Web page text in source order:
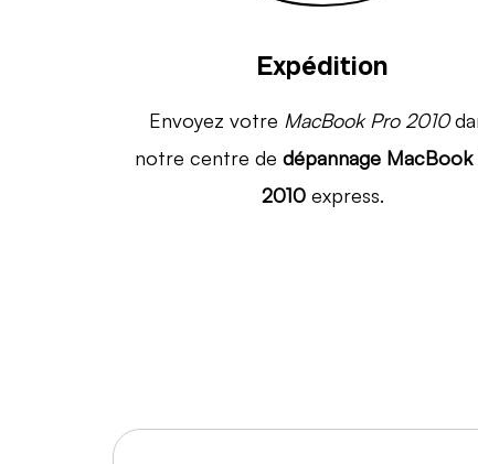
Expédition
Envoyez votre MacBook Pro 2010
notre centre de dépannage
2010express.